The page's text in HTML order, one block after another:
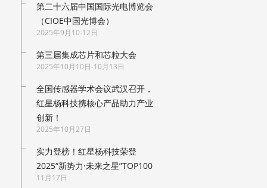
第二十六届中国国际光电博览会
（CIOE中国光博会）
2025年9月10-12日
第三届集成芯片和芯粒大会
2025年10月10日-10月13日
全国传感器学术会议武汉召开，
红星杨科技携核心产品助力产业
创新！
2025年10月27日
实力登榜！红星杨科技荣登
2025“新势力·未来之星”TOP100
11月17日